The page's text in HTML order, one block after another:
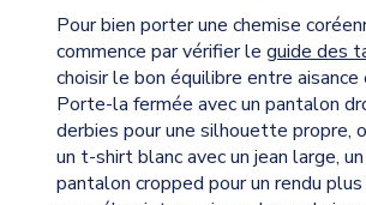
Pour bien porter une chemise
commence par vérifier le guide des
choisir le bon équilibre entre
Porte-la fermée avec un pantalon
derbies pour une silhouette propre,
un t-shirt blanc avec un jean large,
pantalon cropped pour un rendu plus